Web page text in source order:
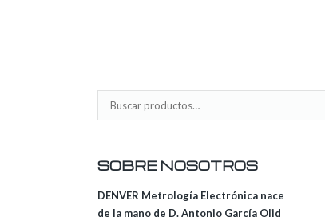
SOBRE NOSOTROS
DENVER Metrología Electrónica nace
de la mano de D. Antonio García Olid